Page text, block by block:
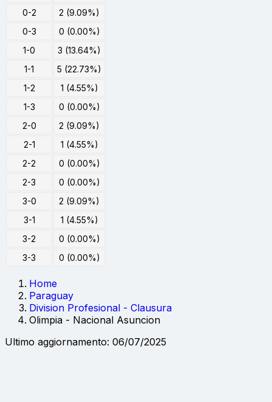
0-2
2 (9.09%)
0-3
0 (0.00%)
1-0
3 (13.64%)
1-1
5 (22.73%)
1-2
1 (4.55%)
1-3
0 (0.00%)
2-0
2 (9.09%)
2-1
1 (4.55%)
2-2
0 (0.00%)
2-3
0 (0.00%)
3-0
2 (9.09%)
3-1
1 (4.55%)
3-2
0 (0.00%)
3-3
0 (0.00%)
Home
Paraguay
Division Profesional - Clausura
Olimpia - Nacional Asuncion
Ultimo aggiornamento: 06/07/2025